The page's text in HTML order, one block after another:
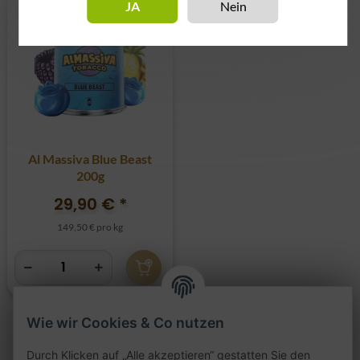
Al Massiva Blue Beast
200g
29,90 € *
149,50 € pro kg
Wie wir Cookies & Co nutzen
Durch Klicken auf „Alle akzeptieren“ gestatten Sie den
JA Nein